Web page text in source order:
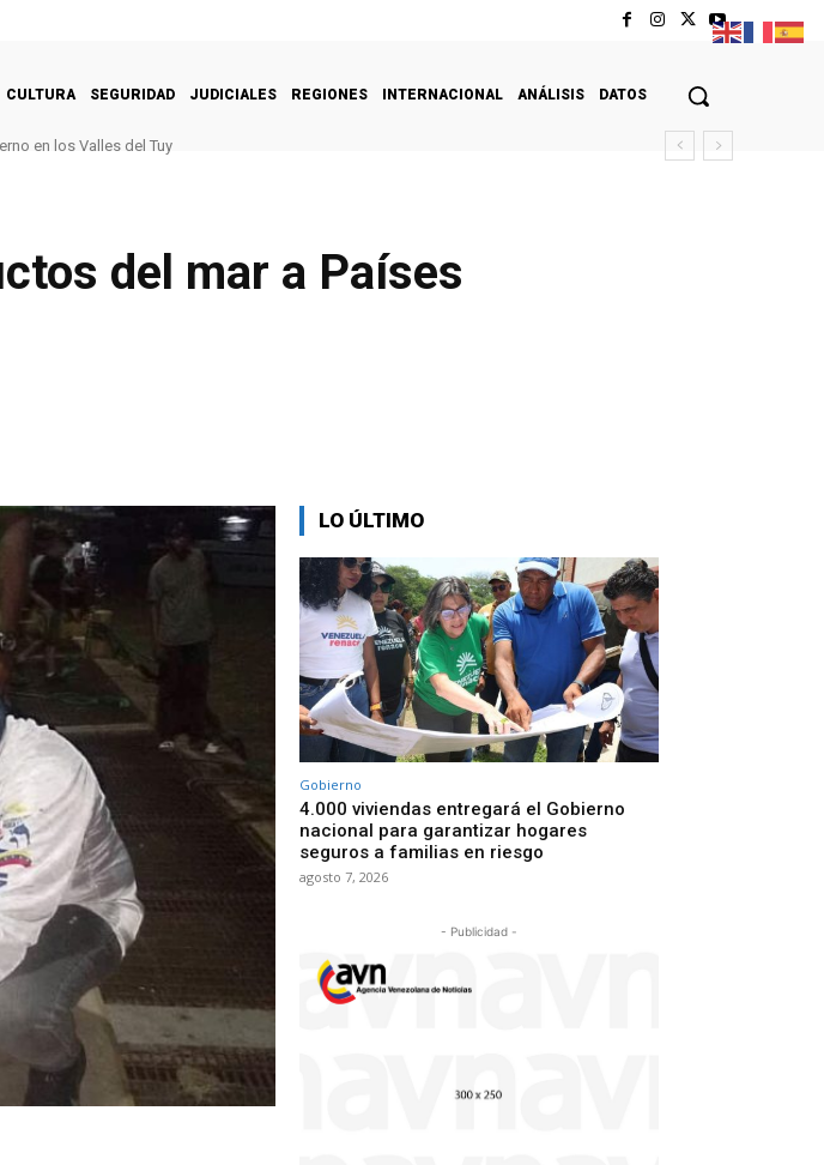
CULTURA SEGURIDAD JUDICIALES REGIONES INTERNACIONAL ANÁLISIS DATOS
en los Valles del Tuy
del mar a Países
LO ÚLTIMO
Gobierno
4.000 viviendas entregará el Gobierno
nacional para garantizar hogares
seguros a familias en riesgo
agosto 7, 2026
- Publicidad -